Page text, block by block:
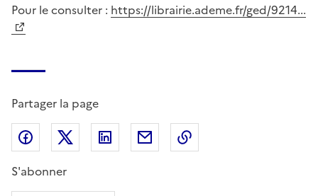
Pour le consulter : https://librairie.ademe.fr/ged/9214...
Partager la page
Partager sur Facebook
Partager sur X (anciennement Twitter)
Partager sur LinkedIn
Partager par email
S'abonner